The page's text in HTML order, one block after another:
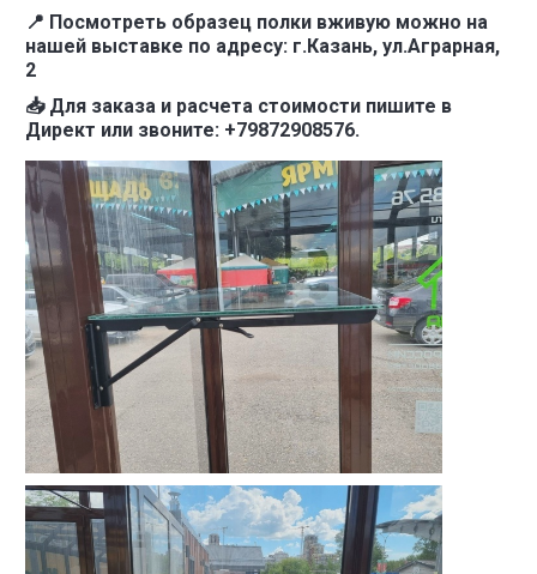
📍 Посмотреть образец полки вживую можно на
нашей выставке по адресу: г.Казань, ул.Аграрная,
2
📥 Для заказа и расчета стоимости пишите в
Директ или звоните: +79872908576.